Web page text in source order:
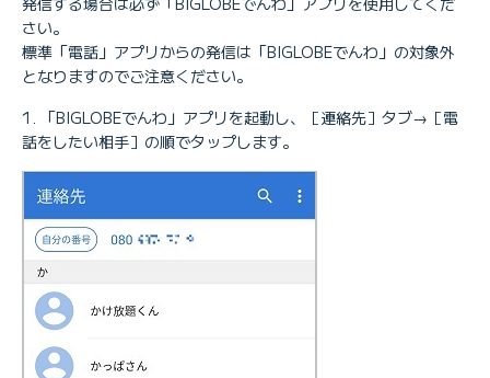
さい。
標準「電話」アプリからの発信は「BIGLOBEでんわ」の対象外
となりますのでご注意ください。
「BIGLOBEでんわ」アプリを起動し、［連絡先］タブ→［電
話をしたい相手］の順でタップします。